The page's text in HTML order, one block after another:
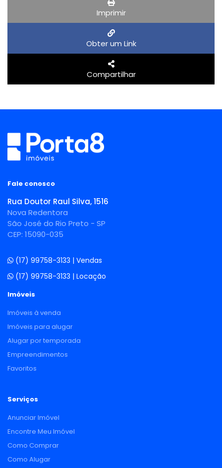
Imprimir
Obter um Link
Compartilhar
Fale conosco
Rua Doutor Raul Silva, 1516
Nova Redentora
São José do Rio Preto - SP
CEP: 15090-035
(17) 99758-3133 | Vendas
(17) 99758-3133 | Locação
Imóveis
Imóveis à venda
Imóveis para alugar
Alugar por temporada
Empreendimentos
Favoritos
Serviços
Anunciar Imóvel
Encontre Meu Imóvel
Como Comprar
Como Alugar